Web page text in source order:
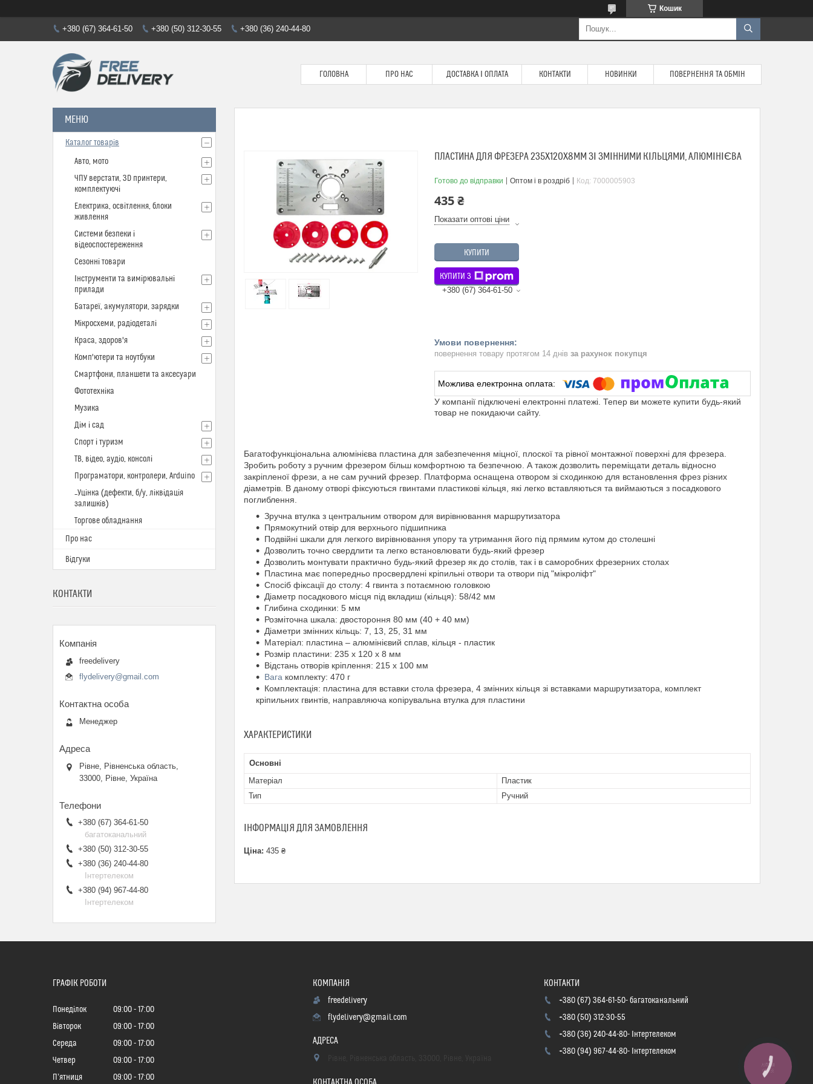
Кошик
+380 (67) 364-61-50 +380 (50) 312-30-55 +380 (36) 240-44-80
ГОЛОВНА ПРО НАС ДОСТАВКА І ОПЛАТА КОНТАКТИ НОВИНКИ ПОВЕРНЕННЯ ТА ОБМІН
ПЛАСТИНА ДЛЯ ФРЕЗЕРА 235X120X8ММ ЗІ ЗМІННИМИ КІЛЬЦЯМИ, АЛЮМІНІЄВА
Готово до відправки Оптом і в роздріб Код: 7000005903
435 ₴
Показати оптові ціни
КУПИТИ
КУПИТИ З
+380 (67) 364-61-50
повернення товару протягом 14 днів за рахунок покупця
У компанії підключені електронні платежі. Тепер ви можете купити будь-який
товар не покидаючи сайту.
Багатофункціональна алюмінієва пластина для забезпечення міцної, плоскої та рівної монтажної поверхні для фрезера.
Зробить роботу з ручним фрезером більш комфортною та безпечною. А також дозволить переміщати деталь відносно
закріпленої фрези, а не сам ручний фрезер. Платформа оснащена отвором зі сходинкою для встановлення фрез різних
діаметрів. В даному отворі фіксуються гвинтами пластикові кільця, які легко вставляються та виймаються з посадкового
поглиблення.
Зручна втулка з центральним отвором для вирівнювання маршрутизатора
Прямокутний отвір для верхнього підшипника
Подвійні шкали для легкого вирівнювання упору та утримання його під прямим кутом до столешні
Дозволить точно свердлити та легко встановлювати будь-який фрезер
Дозволить монтувати практично будь-який фрезер як до столів, так і в саморобних фрезерних столах
Пластина має попередньо просвердлені кріпильні отвори та отвори під "мікроліфт"
Спосіб фіксації до столу: 4 гвинта з потаємною головкою
Діаметр посадкового місця під вкладиш (кільця): 58/42 мм
Глибина сходинки: 5 мм
Розміточна шкала: двостороння 80 мм (40 + 40 мм)
Діаметри змінних кільць: 7, 13, 25, 31 мм
Матеріал: пластина – алюмінієвий сплав, кільця - пластик
Розмір пластини: 235 х 120 х 8 мм
Відстань отворів кріплення: 215 х 100 мм
Вага комплекту: 470 г
Комплектація: пластина для вставки стола фрезера, 4 змінних кільця зі вставками маршрутизатора, комплект
кріпильних гвинтів, направляюча копірувальна втулка для пластини
ХАРАКТЕРИСТИКИ
Основні
Матеріал
Пластик
Тип
Ручний
ІНФОРМАЦІЯ ДЛЯ ЗАМОВЛЕННЯ
Ціна: 435 ₴
Каталог товарів
Авто, мото
ЧПУ верстати, 3D принтери,
комплектуючі
Електрика, освітлення, блоки
живлення
Системи безпеки і
відеоспостереження
Сезонні товари
Інструменти та вимірювальні
прилади
Батареї, акумулятори, зарядки
Мікросхеми, радіодеталі
Краса, здоров'я
Комп'ютери та ноутбуки
Смартфони, планшети та аксесуари
Фототехніка
Музика
Дім і сад
Спорт і туризм
ТВ, відео, аудіо, консолі
Програматори, контролери, Arduino
_Уцінка (дефекти, б/у, ліквідація
залишків)
Торгове обладнання
Про нас
Відгуки
КОНТАКТИ
freedelivery
flydelivery@gmail.com
Менеджер
Рівне, Рівненська область,
33000, Рівне, Україна
+380 (67) 364-61-50
багатоканальний
+380 (50) 312-30-55
+380 (36) 240-44-80
Інтертелеком
+380 (94) 967-44-80
Інтертелеком
ГРАФІК РОБОТИ
Понеділок 09:00
17:00
Вівторок
09:00
17:00
Середа
09:00
17:00
Четвер
09:00
17:00
Пʼятниця
09:00 17:00
freedelivery
flydelivery@gmail.com
+380 (67) 364-61-50 багатоканальний
+380 (50) 312-30-55
+380 (36) 240-44-80 Інтертелеком
+380 (94) 967-44-80 Інтертелеком
КНОПКА
ЗВ'ЯЗКУ